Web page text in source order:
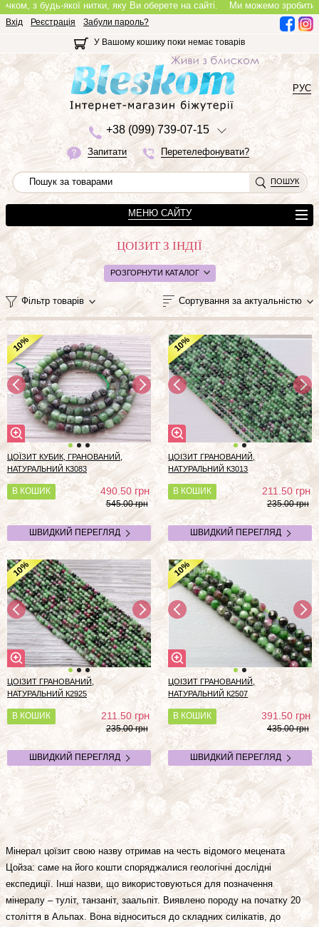
з будь-якої нитки, яку Ви оберете на сайті.Ми можемо зробити
Вхід Реєстрація
Забули пароль?
У Вашому кошику поки немає товарів
+38 (099) 739-07-15
Запитати Перетелефонувати?
РУС
ПОШУК
МЕНЮ САЙТУ
ЦОІЗИТ З ІНДІЇ
Мінерал цоїзит свою назву отримав на честь відомого мецената
Цойза: саме на його кошти споряджалися геологічні дослідні
експедиції. Інші назви, що використовуються для позначення
мінералу – туліт, танзаніт, заальпіт. Виявлено породу на початку 20
століття в Альпах. Вона відноситься до складних силікатів, до
РОЗГОРНУТИ КАТАЛОГ
Фільтр товарів Сортування за актуальністю
10%
ЦОЇЗИТ КУБИК, ГРАНОВАНИЙ,
НАТУРАЛЬНИЙ К3083
В КОШИК 490.50грн
545.00 грн
ШВИДКИЙ ПЕРЕГЛЯД
10%
ЦОІЗИТ ГРАНОВАНИЙ,
НАТУРАЛЬНИЙ К3013
В КОШИК 211.50грн
235.00 грн
ШВИДКИЙ ПЕРЕГЛЯД
10%
ЦОІЗИТ ГРАНОВАНИЙ,
НАТУРАЛЬНИЙ К2925
В КОШИК 211.50грн
235.00 грн
ШВИДКИЙ ПЕРЕГЛЯД
10%
ЦОІЗИТ ГРАНОВАНИЙ,
НАТУРАЛЬНИЙ К2507
В КОШИК 391.50грн
435.00 грн
ШВИДКИЙ ПЕРЕГЛЯД